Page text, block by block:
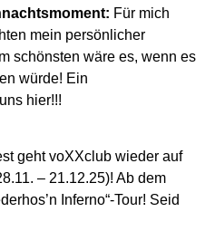
Für mich
mein persönlicher
schönsten wäre es, wenn es
würde! Ein
hier!!!
geht voXXclub wieder auf
– 21.12.25)! Ab dem
Inferno“-Tour! Seid